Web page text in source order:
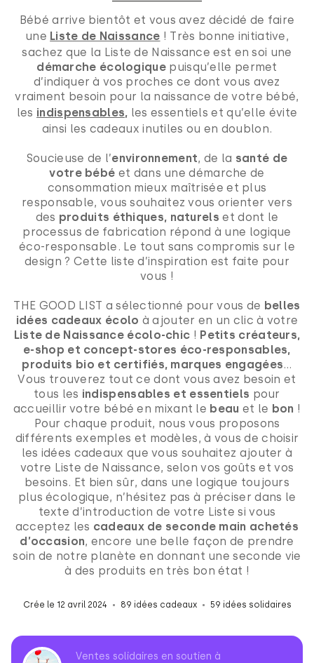
Bébé arrive bientôt et vous avez décidé de faire
une Liste de Naissance ! Très bonne initiative,
sachez que la Liste de Naissance est en soi une
démarche écologique puisqu’elle permet
d’indiquer à vos proches ce dont vous avez
vraiment besoin pour la naissance de votre bébé,
les indispensables, les essentiels et qu’elle évite
ainsi les cadeaux inutiles ou en doublon.
Soucieuse de l’environnement, de la santé de
votre bébé et dans une démarche de
consommation mieux maîtrisée et plus
responsable, vous souhaitez vous orienter vers
des produits éthiques, naturels et dont le
processus de fabrication répond à une logique
éco-responsable. Le tout sans compromis sur le
design ? Cette liste d’inspiration est faite pour
vous !
THE GOOD LIST a sélectionné pour vous de belles
idées cadeaux écolo à ajouter en un clic à votre
Liste de Naissance écolo-chic ! Petits créateurs,
e-shop et concept-stores éco-responsables,
produits bio et certifiés, marques engagées…
Vous trouverez tout ce dont vous avez besoin et
tous les indispensables et essentiels pour
accueillir votre bébé en mixant le beau et le bon !
Pour chaque produit, nous vous proposons
différents exemples et modèles, à vous de choisir
les idées cadeaux que vous souhaitez ajouter à
votre Liste de Naissance, selon vos goûts et vos
besoins. Et bien sûr, dans une logique toujours
plus écologique, n’hésitez pas à préciser dans le
texte d’introduction de votre Liste si vous
acceptez les cadeaux de seconde main achetés
d’occasion, encore une belle façon de prendre
soin de notre planète en donnant une seconde vie
à des produits en très bon état !
Crée le 12 avril 2024 89 idées cadeaux 59 idées solidaires
Ventes solidaires en soutien à